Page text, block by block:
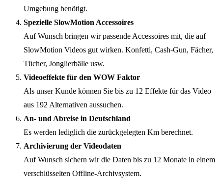
Umgebung benötigt.
Spezielle SlowMotion Accessoires
Auf Wunsch bringen wir passende Accessoires mit, die auf
SlowMotion Videos gut wirken. Konfetti, Cash-Gun, Fächer,
Tücher, Jonglierbälle usw.
Videoeffekte für den WOW Faktor
Als unser Kunde können Sie bis zu 12 Effekte für das Video
aus 192 Alternativen aussuchen.
An- und Abreise in Deutschland
Es werden lediglich die zurückgelegten Km berechnet.
Archivierung der Videodaten
Auf Wunsch sichern wir die Daten bis zu 12 Monate in einem
verschlüsselten Offline-Archivsystem.